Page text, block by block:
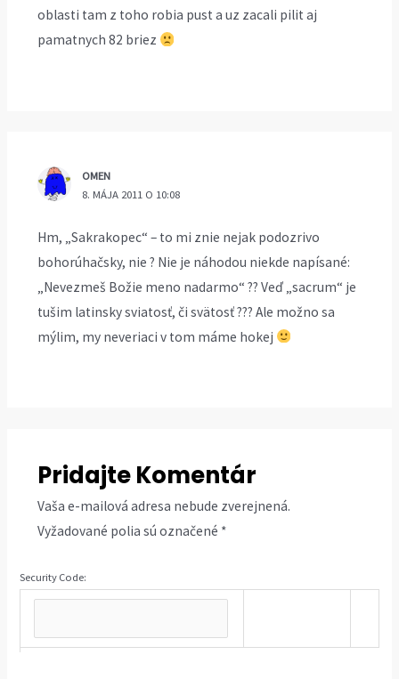
oblasti tam z toho robia pust a uz zacali pilit aj
pamatnych 82 briez
OMEN
8. MÁJA 2011 O 10:08
Hm, „Sakrakopec“ – to mi znie nejak podozrivo
bohorúhačsky, nie ? Nie je náhodou niekde napísané:
„Nevezmeš Božie meno nadarmo“ ?? Veď „sacrum“ je
tušim latinsky sviatosť, či svätosť ??? Ale možno sa
mýlim, my neveriaci v tom máme hokej
Pridajte Komentár
Vaša e-mailová adresa nebude zverejnená.
Vyžadované polia sú označené *
Security Code: